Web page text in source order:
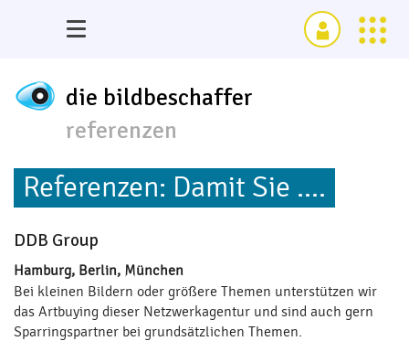
die bildbeschaffer
referenzen
Referenzen: Damit Sie ....
DDB Group
Hamburg, Berlin, München
Bei kleinen Bildern oder größere Themen unterstützen wir
das Artbuying dieser Netzwerkagentur und sind auch gern
Sparringspartner bei grundsätzlichen Themen.